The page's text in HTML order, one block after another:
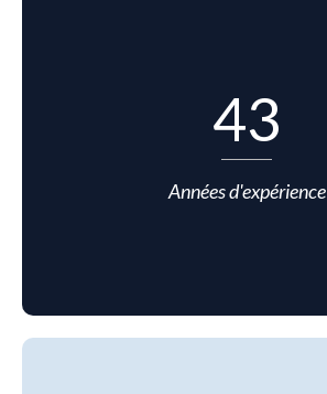
43
Années d'expérience